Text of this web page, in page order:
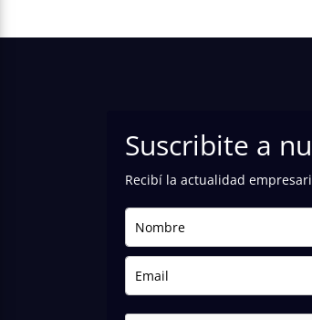
Suscribite a
Recibí la actualidad